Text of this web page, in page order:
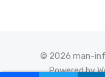
© 2026 man-
Powered by